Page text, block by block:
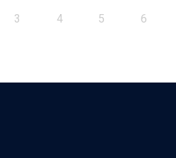
3 4 5 6